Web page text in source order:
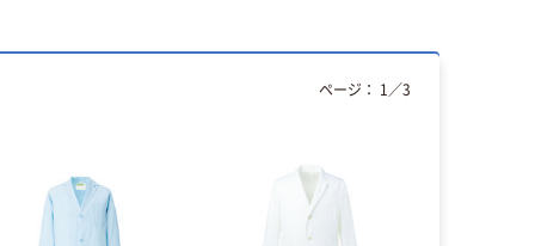
ページ： 1 ／3